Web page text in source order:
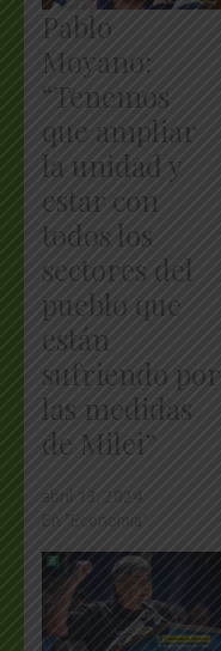
Pablo
Moyano:
“Tenemos
que ampliar
la unidad y
estar con
todos los
sectores del
pueblo que
están
sufriendo por
las medidas
de Milei”